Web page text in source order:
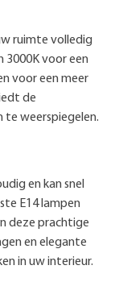
ruimte volledig
3000K voor een
voor een meer
de
te weerspiegelen.
en kan snel
E14 lampen
deze prachtige
en elegante
in uw interieur.